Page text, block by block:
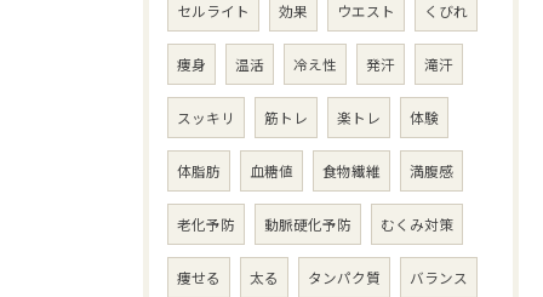
セルライト 効果 ウエスト くびれ
痩身 温活 冷え性 発汗 滝汗
スッキリ 筋トレ 楽トレ 体験
体脂肪 血糖値 食物繊維 満腹感
老化予防 動脈硬化予防 むくみ対策
痩せる 太る タンパク質 バランス